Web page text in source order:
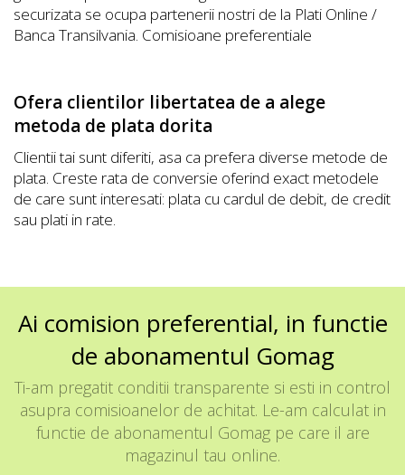
securizata se ocupa partenerii nostri de la Plati Online /
Banca Transilvania. Comisioane preferentiale
Ofera clientilor libertatea de a alege
metoda de plata dorita
Clientii tai sunt diferiti, asa ca prefera diverse metode de
plata. Creste rata de conversie oferind exact metodele
de care sunt interesati: plata cu cardul de debit, de credit
sau plati in rate.
Ai comision preferential, in functie
de abonamentul Gomag
Ti-am pregatit conditii transparente si esti in control
asupra comisioanelor de achitat. Le-am calculat in
functie de abonamentul Gomag pe care il are
magazinul tau online.